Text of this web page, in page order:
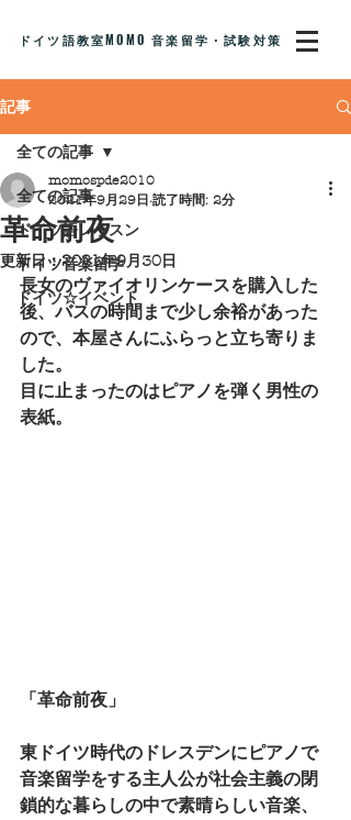
ドイツ語教室MOMO 音楽留学・試験対策
記事
全ての記事
ドイツ語レッスン
ドイツ音楽留学
ドイツ☆イベント
全ての記事
革命前夜
momospde2010
2021年9月29日 読了時間: 2分
更新日：2021年9月30日
長女のヴァイオリンケースを購入した
後、バスの時間まで少し余裕があった
ので、本屋さんにふらっと立ち寄りま
した。
目に止まったのはピアノを弾く男性の
表紙。
「革命前夜」
東ドイツ時代のドレスデンにピアノで
音楽留学をする主人公が社会主義の閉
鎖的な暮らしの中で素晴らしい音楽、